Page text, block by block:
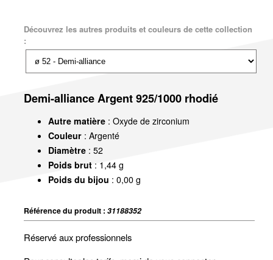
Découvrez les autres produits et couleurs de cette collection
:
Demi-alliance Argent 925/1000 rhodié
Autre matière: Oxyde de zirconium
Couleur: Argenté
Diamètre: 52
Poids brut: 1,44 g
Poids du bijou : 0,00 g
Référence du produit : 31188352
Réservé aux professionnels